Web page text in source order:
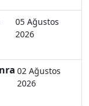
05 Ağustos
2026
02 Ağustos
2026